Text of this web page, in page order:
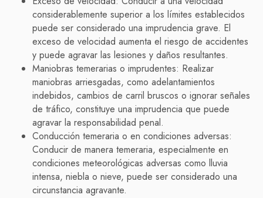
considerablemente superior a los límites establecidos
puede ser considerado una imprudencia grave. El
exceso de velocidad aumenta el riesgo de accidentes
y puede agravar las lesiones y daños resultantes.
Maniobras temerarias o imprudentes: Realizar
maniobras arriesgadas, como adelantamientos
indebidos, cambios de carril bruscos o ignorar señales
de tráfico, constituye una imprudencia que puede
agravar la responsabilidad penal.
Conducción temeraria o en condiciones adversas:
Conducir de manera temeraria, especialmente en
condiciones meteorológicas adversas como lluvia
intensa, niebla o nieve, puede ser considerado una
circunstancia agravante.